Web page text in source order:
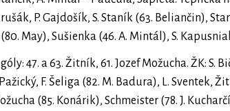
P. Gajdošík, S. Staník (63. Beliančin),
May), Sušienka (46. A. Mintál), S.
góly: 47. a 63. Žitník, 61. Jozef Možucha. ŽK: S.
F. Šeliga (82. M. Badura), L. Sventek,
(85. Konárik), Schmeister (78. J.